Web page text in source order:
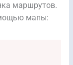
маршрутов.
мапы: